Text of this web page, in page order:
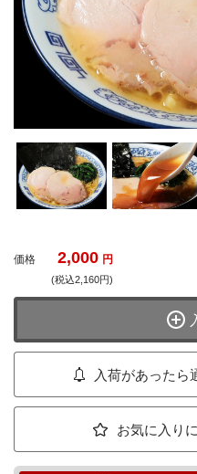
価格 2,000 円
(税込2,160円)
入荷があったら
お気に入り